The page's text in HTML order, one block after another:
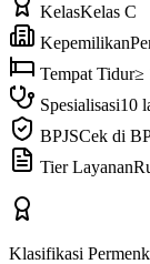
KelasKelas C
Kepemilikan
Tempat Tidur≥
Spesialisasi10
BPJSCek di
Tier Layanan
Klasifikasi